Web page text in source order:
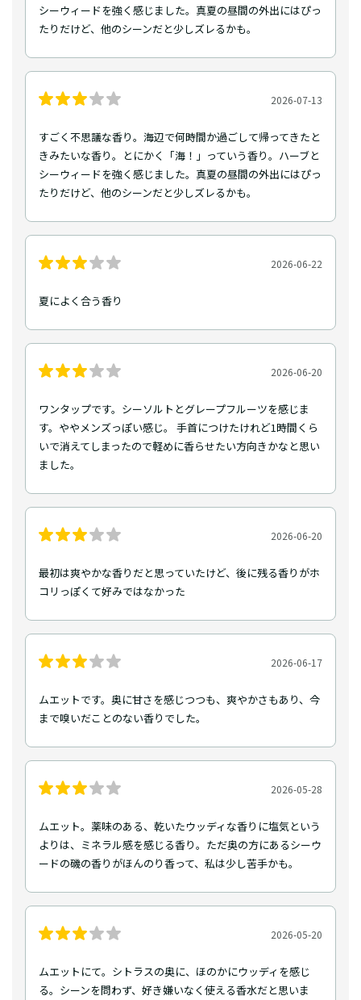
シーウィードを強く感じました。真夏の昼間の外出にはぴっ
たりだけど、他のシーンだと少しズレるかも。
2026-07-13
すごく不思議な香り。海辺で何時間か過ごして帰ってきたと
きみたいな香り。とにかく「海！」っていう香り。ハーブと
シーウィードを強く感じました。真夏の昼間の外出にはぴっ
たりだけど、他のシーンだと少しズレるかも。
2026-06-22
夏によく合う香り
2026-06-20
ワンタップです。シーソルトとグレープフルーツを感じま
す。ややメンズっぽい感じ。 手首につけたけれど1時間くら
いで消えてしまったので軽めに香らせたい方向きかなと思い
ました。
2026-06-20
最初は爽やかな香りだと思っていたけど、後に残る香りがホ
コリっぽくて好みではなかった
2026-06-17
ムエットです。奥に甘さを感じつつも、爽やかさもあり、今
まで嗅いだことのない香りでした。
2026-05-28
ムエット。薬味のある、乾いたウッディな香りに塩気という
よりは、ミネラル感を感じる香り。ただ奥の方にあるシーウ
ードの磯の香りがほんのり香って、私は少し苦手かも。
2026-05-20
ムエットにて。シトラスの奥に、ほのかにウッディを感じ
る。シーンを問わず、好き嫌いなく使える香水だと思いま